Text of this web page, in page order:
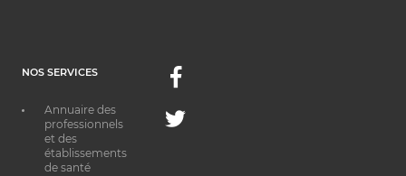
NOS SERVICES
Annuaire des
professionnels
et des
établissements
de santé
Facebook
Twitter